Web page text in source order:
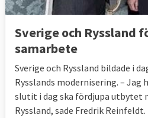
Sverige och Ryssland
samarbete
Sverige och Ryssland bildade i
Rysslands modernisering. – Jag
slutit i dag ska fördjupa utbytet
Ryssland, sade Fredrik Reinfeldt.